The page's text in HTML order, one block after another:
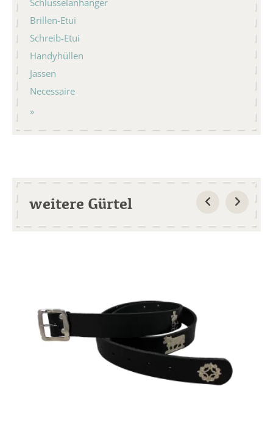
Brillen-Etui
Schreib-Etui
Handyhüllen
Jassen
Necessaire
weitere Gürtel